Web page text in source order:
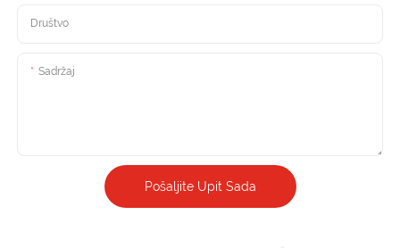
Društvo
Sadržaj
Pošaljite Upit Sada